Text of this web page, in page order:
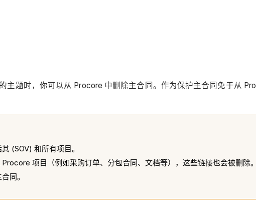
主题时，你可以从 Procore 中删除主合同。作为保护主合同免于从
(SOV) 和所有项目。
项目（例如采购订单、分包合同、文档等），这些链接也会被删除
同。